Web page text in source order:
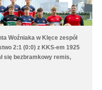
Woźniaka w Klęce zespół
2:1 (0:0) z KKS-em 1925
się bezbramkowy remis,
W 68. minucie
Polonii jeszcze